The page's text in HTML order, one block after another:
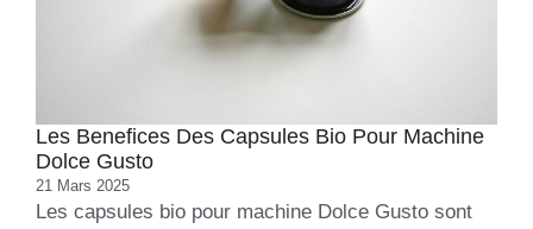
Les Benefices Des Capsules Bio Pour Machine
Dolce Gusto
21 Mars 2025
Les capsules bio pour machine Dolce Gusto sont